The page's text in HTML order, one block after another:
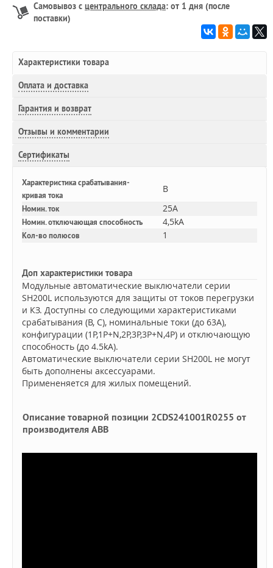
Самовывоз с центрального склада: от 1 дня (после
поставки)
Характеристики товара
Оплата и доставка
Гарантия и возврат
Отзывы и комментарии
Сертификаты
Характеристика срабатывания-
кривая тока
B
Номин. ток 25A
Номин. отключающая способность 4,5kA
Кол-во полюсов 1
Доп характеристики товара
Модульные автоматические выключатели серии
SH200L используются для защиты от токов перегрузки
и КЗ. Доступны со следующими характеристиками
срабатывания (B, C), номинальные токи (до 63А),
конфигурации (1P,1P+N,2P,3P,3P+N,4P) и отключающую
способность (до 4.5kA).
Автоматические выключатели серии SH200L не могут
быть дополнены аксессуарами.
Примененяется для жилых помещений.
Описание товарной позиции 2CDS241001R0255 от
производителя ABB